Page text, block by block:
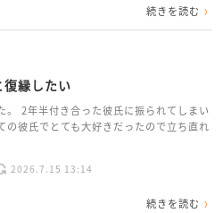
続きを読む
縁したい
。 2年半付き合った彼氏に振られてしまい
の彼氏でとても大好きだったので立ち直れ
2026.7.15 13:14
続きを読む